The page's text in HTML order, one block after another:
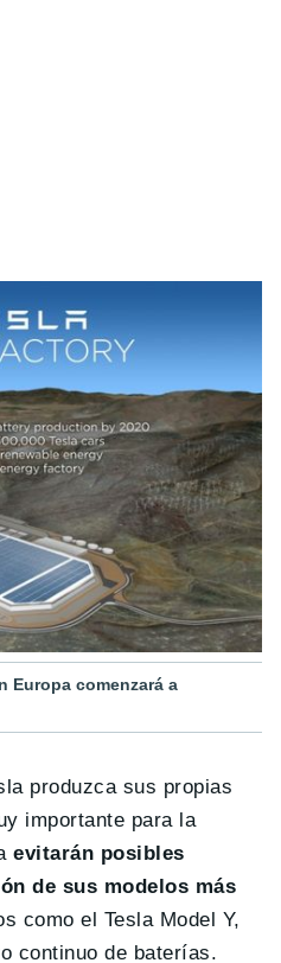
Europa comenzará a
produzca sus propias
importante para la
evitarán posibles
de sus modelos más
como el Tesla Model Y,
continuo de baterías.